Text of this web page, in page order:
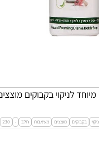
לניקוי בקבוקים מוצצים
בקבוקים מוצצים משאבות חלב -
230